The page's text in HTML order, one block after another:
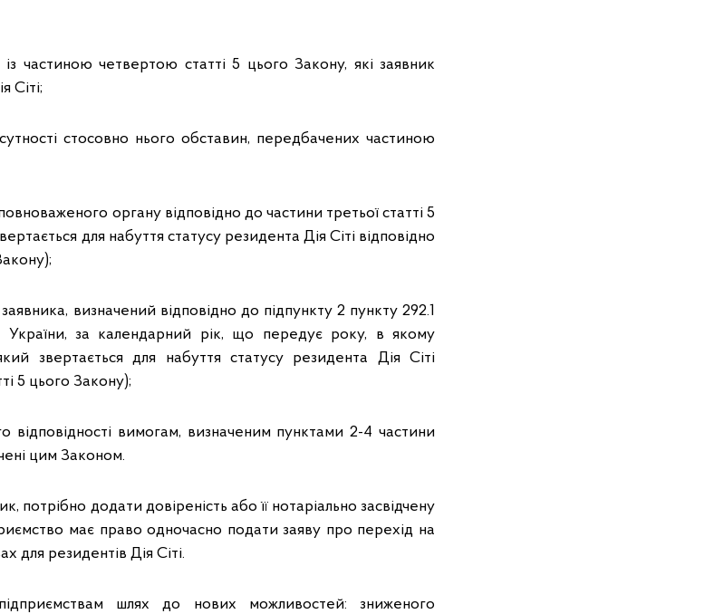
із частиною четвертою статті 5 цього Закону, які заявник
Сіті;
стосовно нього обставин, передбачених частиною
органу відповідно до частини третьої статті 5
для набуття статусу резидента Дія Сіті відповідно
визначений відповідно до підпункту 2 пункту 292.1
України, за календарний рік, що передує року, в якому
звертається для набуття статусу резидента Дія Сіті
5 цього Закону);
відповідності вимогам, визначеним пунктами 2-4 частини
цим Законом.
додати довіреність або її нотаріально засвідчену
має право одночасно подати заяву про перехід на
для резидентів Дія Сіті.
шлях до нових можливостей: зниженого